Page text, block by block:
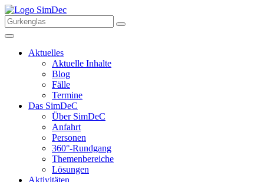
Aktuelles
Aktuelle Inhalte
Blog
Fälle
Termine
Das SimDeC
Über SimDeC
Anfahrt
Personen
360°-Rundgang
Themenbereiche
Lösungen
Aktivitäten